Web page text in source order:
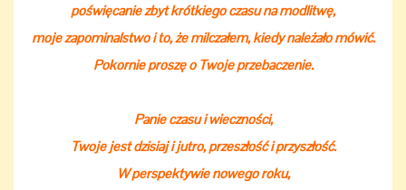
poświęcanie zbyt krótkiego czasu na modlitwę,
moje zapominalstwo i to, że milczałem, kiedy należało mówić.
Pokornie proszę o Twoje przebaczenie.
Panie czasu i wieczności,
Twoje jest dzisiaj i jutro, przeszłość i przyszłość.
W perspektywie nowego roku,